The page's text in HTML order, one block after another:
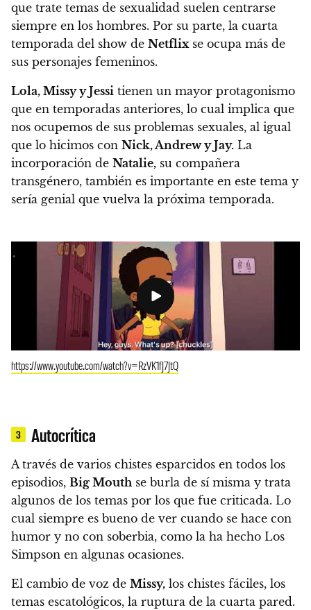
que trate temas de sexualidad suelen centrarse
siempre en los hombres. Por su parte, la cuarta
temporada del show de Netflixse ocupa más de
sus personajes femeninos.
Lola, Missy y Jessi tienen un mayor protagonismo
que en temporadas anteriores, lo cual implica que
nos ocupemos de sus problemas sexuales, al igual
que lo hicimos con Nick, Andrew y Jay. La
incorporación de Natalie, su compañera
transgénero, también es importante en este tema y
sería genial que vuelva la próxima temporada.
https://www.youtube.com/watch?v=RzVK1fJ7JtQ
3 Autocrítica
A través de varios chistes esparcidos en todos los
episodios, Big Mouthse burla de sí misma y trata
algunos de los temas por los que fue criticada. Lo
cual siempre es bueno de ver cuando se hace con
humor y no con soberbia, como la ha hecho Los
Simpson en algunas ocasiones.
El cambio de voz de Missy, los chistes fáciles, los
temas escatológicos, la ruptura de la cuarta pared.